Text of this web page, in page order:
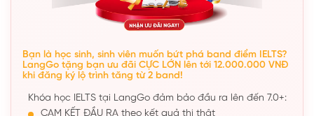
Bạn là học sinh, sinh viên muốn bứt phá band điểm IELTS?
LangGo tặng bạn ưu đãi CỰC LỚN lên tới 12.000.000 VNĐ
khi đăng ký lộ trình tăng từ 2 band!
Khóa học IELTS tại LangGo đảm bảo đầu ra lên đến 7.0+:
CAM KẾT ĐẦU RA theo kết quả thi thật